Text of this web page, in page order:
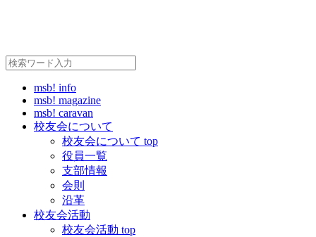
msb! info
msb! magazine
msb! caravan
校友会について
校友会について top
役員一覧
支部情報
会則
沿革
校友会活動
校友会活動 top